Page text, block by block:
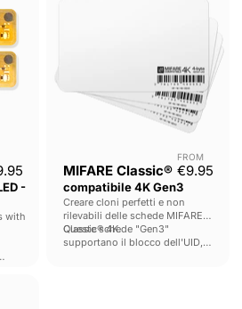
-
with
MIFARE Classic®
FROM
€9.95
compatibile 4K Gen3
Creare cloni perfetti e non
rilevabili delle schede MIFARE
Classic® 4K.
Queste schede "Gen3"
supportano il blocco dell'UID,